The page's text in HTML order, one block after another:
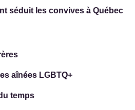
séduit les convives à Québec
aînées LGBTQ+
temps